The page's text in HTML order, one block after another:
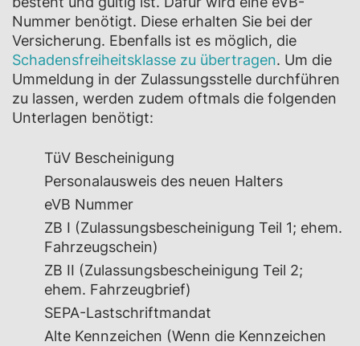
Nummer benötigt. Diese erhalten Sie bei der
Versicherung. Ebenfalls ist es möglich, die
Schadensfreiheitsklasse zu übertragen. Um die
Ummeldung in der Zulassungsstelle durchführen
zu lassen, werden zudem oftmals die folgenden
Unterlagen benötigt:
TüV Bescheinigung
Personalausweis des neuen Halters
eVB Nummer
ZB I (Zulassungsbescheinigung Teil 1; ehem.
Fahrzeugschein)
ZB II (Zulassungsbescheinigung Teil 2;
ehem. Fahrzeugbrief)
SEPA-Lastschriftmandat
Alte Kennzeichen (Wenn die Kennzeichen